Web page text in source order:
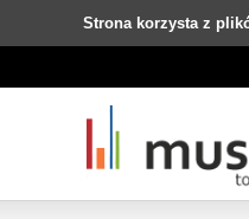
Strona korzysta z